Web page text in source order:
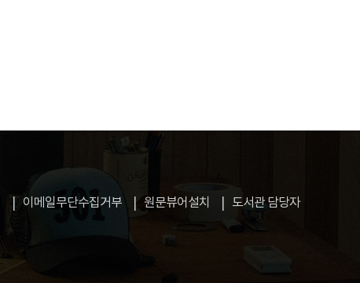
이메일무단수집거부 원문뷰어설치 도서관 담당자